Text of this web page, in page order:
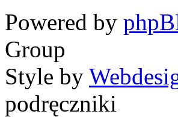
Powered by
Group
Style by
podręczniki